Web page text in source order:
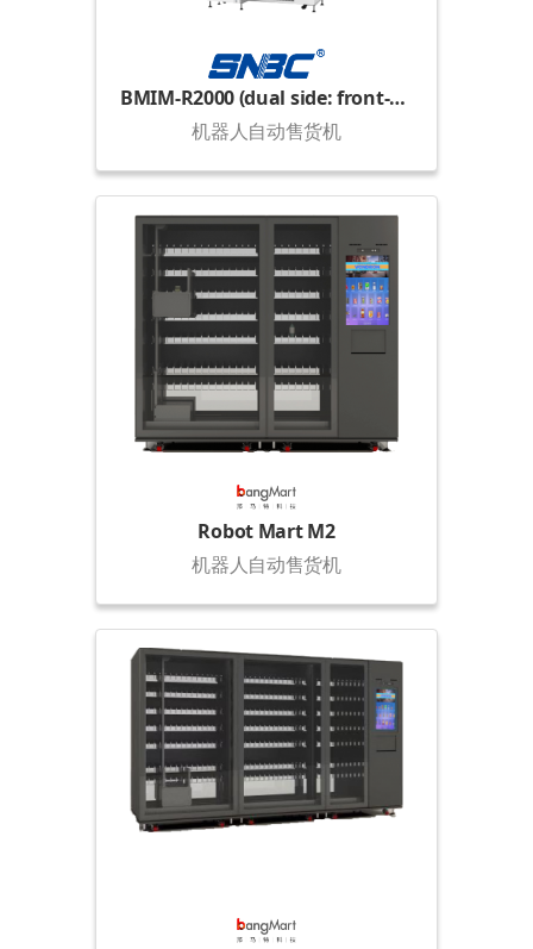
BMIM-R2000 (dual side: front-rear)
机器人自动售货机
Robot Mart M2
机器人自动售货机